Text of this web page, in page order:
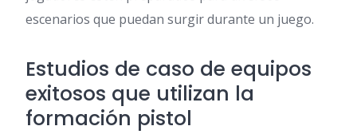
escenarios que puedan surgir durante un juego.
Estudios de caso de equipos
exitosos que utilizan la
formación pistol